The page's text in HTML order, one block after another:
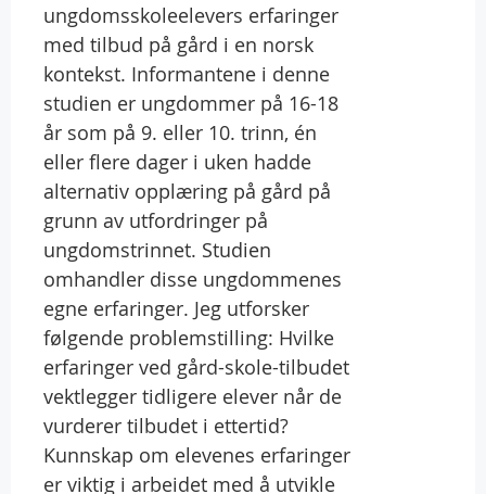
ungdomsskoleelevers erfaringer
med tilbud på gård i en norsk
kontekst. Informantene i denne
studien er ungdommer på 16-18
år som på 9. eller 10. trinn, én
eller flere dager i uken hadde
alternativ opplæring på gård på
grunn av utfordringer på
ungdomstrinnet. Studien
omhandler disse ungdommenes
egne erfaringer. Jeg utforsker
følgende problemstilling: Hvilke
erfaringer ved gård-skole-tilbudet
vektlegger tidligere elever når de
vurderer tilbudet i ettertid?
Kunnskap om elevenes erfaringer
er viktig i arbeidet med å utvikle